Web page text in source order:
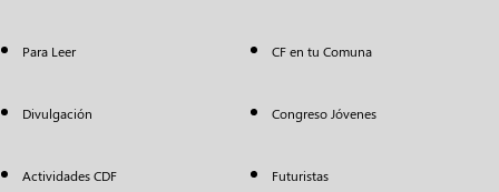
Para Leer
Divulgación
Actividades CDF
CF en tu Comuna
Congreso Jóvenes
Futuristas